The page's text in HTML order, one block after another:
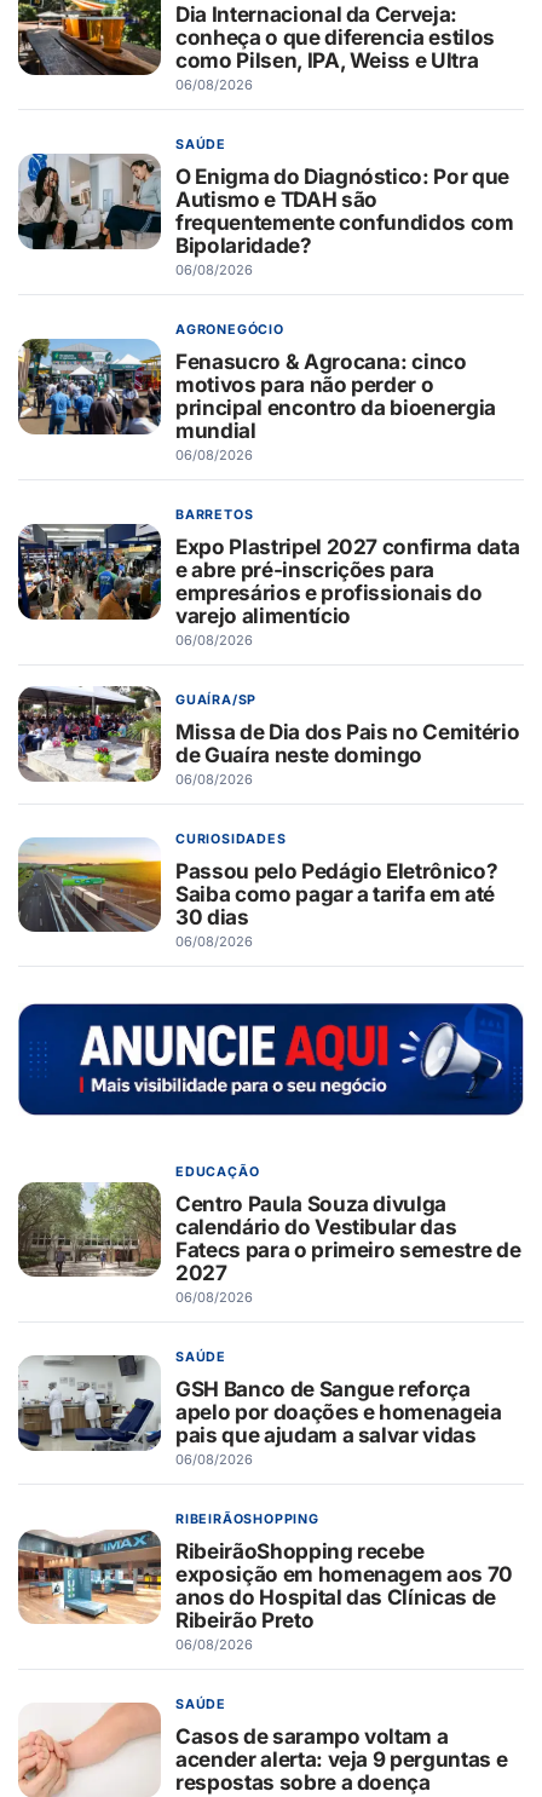
Dia Internacional da Cerveja:
conheça o que diferencia estilos
como Pilsen, IPA, Weiss e Ultra
06/08/2026
SAÚDE
O Enigma do Diagnóstico: Por que
Autismo e TDAH são
frequentemente confundidos com
Bipolaridade?
06/08/2026
AGRONEGÓCIO
Fenasucro & Agrocana: cinco
motivos para não perder o
principal encontro da bioenergia
mundial
06/08/2026
BARRETOS
Expo Plastripel 2027 confirma data
e abre pré-inscrições para
empresários e profissionais do
varejo alimentício
06/08/2026
GUAÍRA/SP
Missa de Dia dos Pais no Cemitério
de Guaíra neste domingo
06/08/2026
CURIOSIDADES
Passou pelo Pedágio Eletrônico?
Saiba como pagar a tarifa em até
30 dias
06/08/2026
EDUCAÇÃO
Centro Paula Souza divulga
calendário do Vestibular das
Fatecs para o primeiro semestre de
2027
06/08/2026
SAÚDE
GSH Banco de Sangue reforça
apelo por doações e homenageia
pais que ajudam a salvar vidas
06/08/2026
RIBEIRÃOSHOPPING
RibeirãoShopping recebe
exposição em homenagem aos 70
anos do Hospital das Clínicas de
Ribeirão Preto
06/08/2026
SAÚDE
Casos de sarampo voltam a
acender alerta: veja 9 perguntas e
respostas sobre a doença